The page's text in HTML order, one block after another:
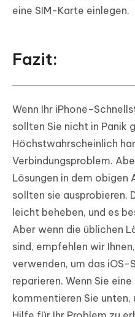
eine SIM-Karte einlegen.
Fazit:
Wenn Ihr iPhone-
sollten Sie nicht in Panik
Höchstwahrscheinlich
Verbindungsproblem.
Lösungen in dem obigen
sollten sie ausprobieren.
leicht beheben, und es
Aber wenn die üblichen
sind, empfehlen wir Ihnen,
verwenden, um das
reparieren. Wenn Sie
kommentieren Sie